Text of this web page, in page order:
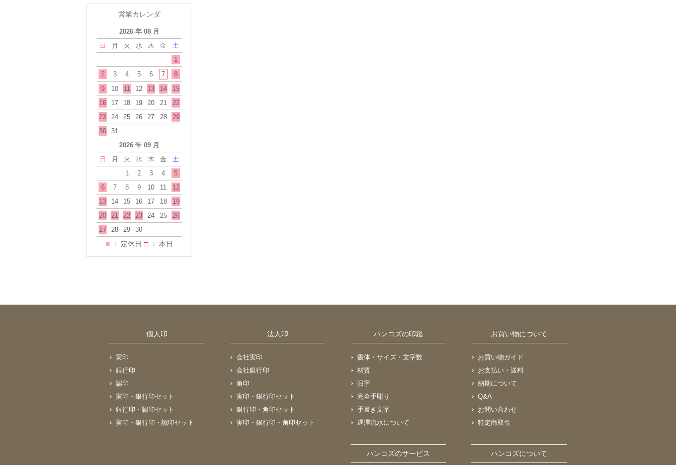
営業カレンダ
2026 年 08 月
日
月 火 水 木 金
土
1
2
3 4 5 6 7
8
9
10 11 12 13 14
15
16
17 18 19 20 21
22
23
24 25 26 27 28
29
30
31
2026 年 09 月
日
月 火 水 木 金
土
1
2 3 4
5
6
7 8 9 10 11
12
13
14 15 16 17 18
19
20
21 22 23 24 25
26
27
28 29 30
■ ： 定休日 □： 本日
個人印
実印
銀行印
認印
実印・銀行印セット
銀行印・認印セット
実印・銀行印・認印セット
法人印
会社実印
会社銀行印
角印
実印・銀行印セット
銀行印・角印セット
実印・銀行印・角印セット
ハンコズの印鑑
書体・サイズ・文字数
材質
旧字
完全手彫り
手書き文字
遅澤流水について
お買い物について
お買い物ガイド
お支払い・送料
納期について
Q&A
お問い合わせ
特定商取引
ハンコズのサービス ハンコズについて